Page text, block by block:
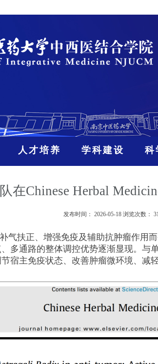
人才培养 学科建设 科
在Chinese Herbal
发布时间： 2026-05-18 浏览次数：
气扶正、增强免疫及辅助抗肿瘤作用
多通路的整体调控优势逐渐显现。与
宿主免疫状态、改善肿瘤微环境、减